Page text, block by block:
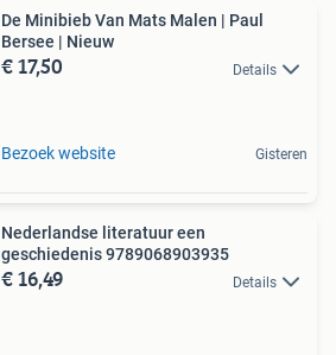
De Minibieb Van Mats Malen | Paul
Bersee | Nieuw
€ 17,50 Details
Bezoek website Gisteren
Nederlandse literatuur een
geschiedenis 9789068903935
€ 16,49 Details